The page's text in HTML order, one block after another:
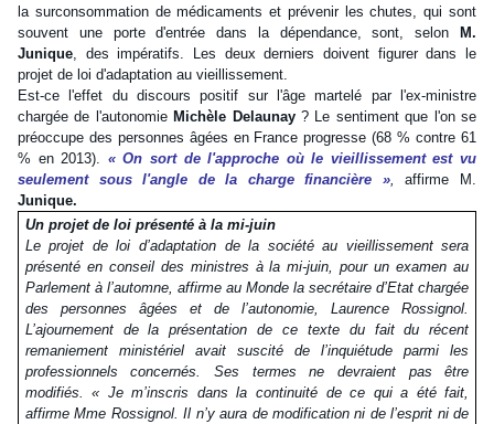
la surconsommation de médicaments et prévenir les chutes, qui sont
souvent une porte d'entrée dans la dépendance, sont, selon
M.
Junique, des impératifs. Les deux derniers doivent figurer dans le
projet de loi d'adaptation au vieillissement.
Est-ce l'effet du discours positif sur l'âge martelé par l'ex-ministre
chargée de l'autonomie Michèle Delaunay? Le sentiment que l'on se
préoccupe des personnes âgées en France progresse (68 % contre 61
% en 2013). « On sort de l'approche où le vieillissement est vu
seulement sous l'angle de la charge financière »,
affirme M.
Junique.
Un projet de loi présenté à la mi-juin
Le projet de loi d’adaptation de la société au vieillissement sera
présenté en conseil des ministres à la mi-juin, pour un examen au
Parlement à l’automne, affirme auMonde la secrétaire d’Etat chargée
des personnes âgées et de l’autonomie, Laurence Rossignol.
L’ajournement de la présentation de ce texte du fait du récent
remaniement ministériel avait suscité de l’inquiétude parmi les
professionnels concernés. Ses termes ne devraient pas être
modifiés.« Je m’inscris dans la continuité de ce qui a été fait
affirme Mme Rossignol.Il n’y aura de modification ni de l’esprit ni de